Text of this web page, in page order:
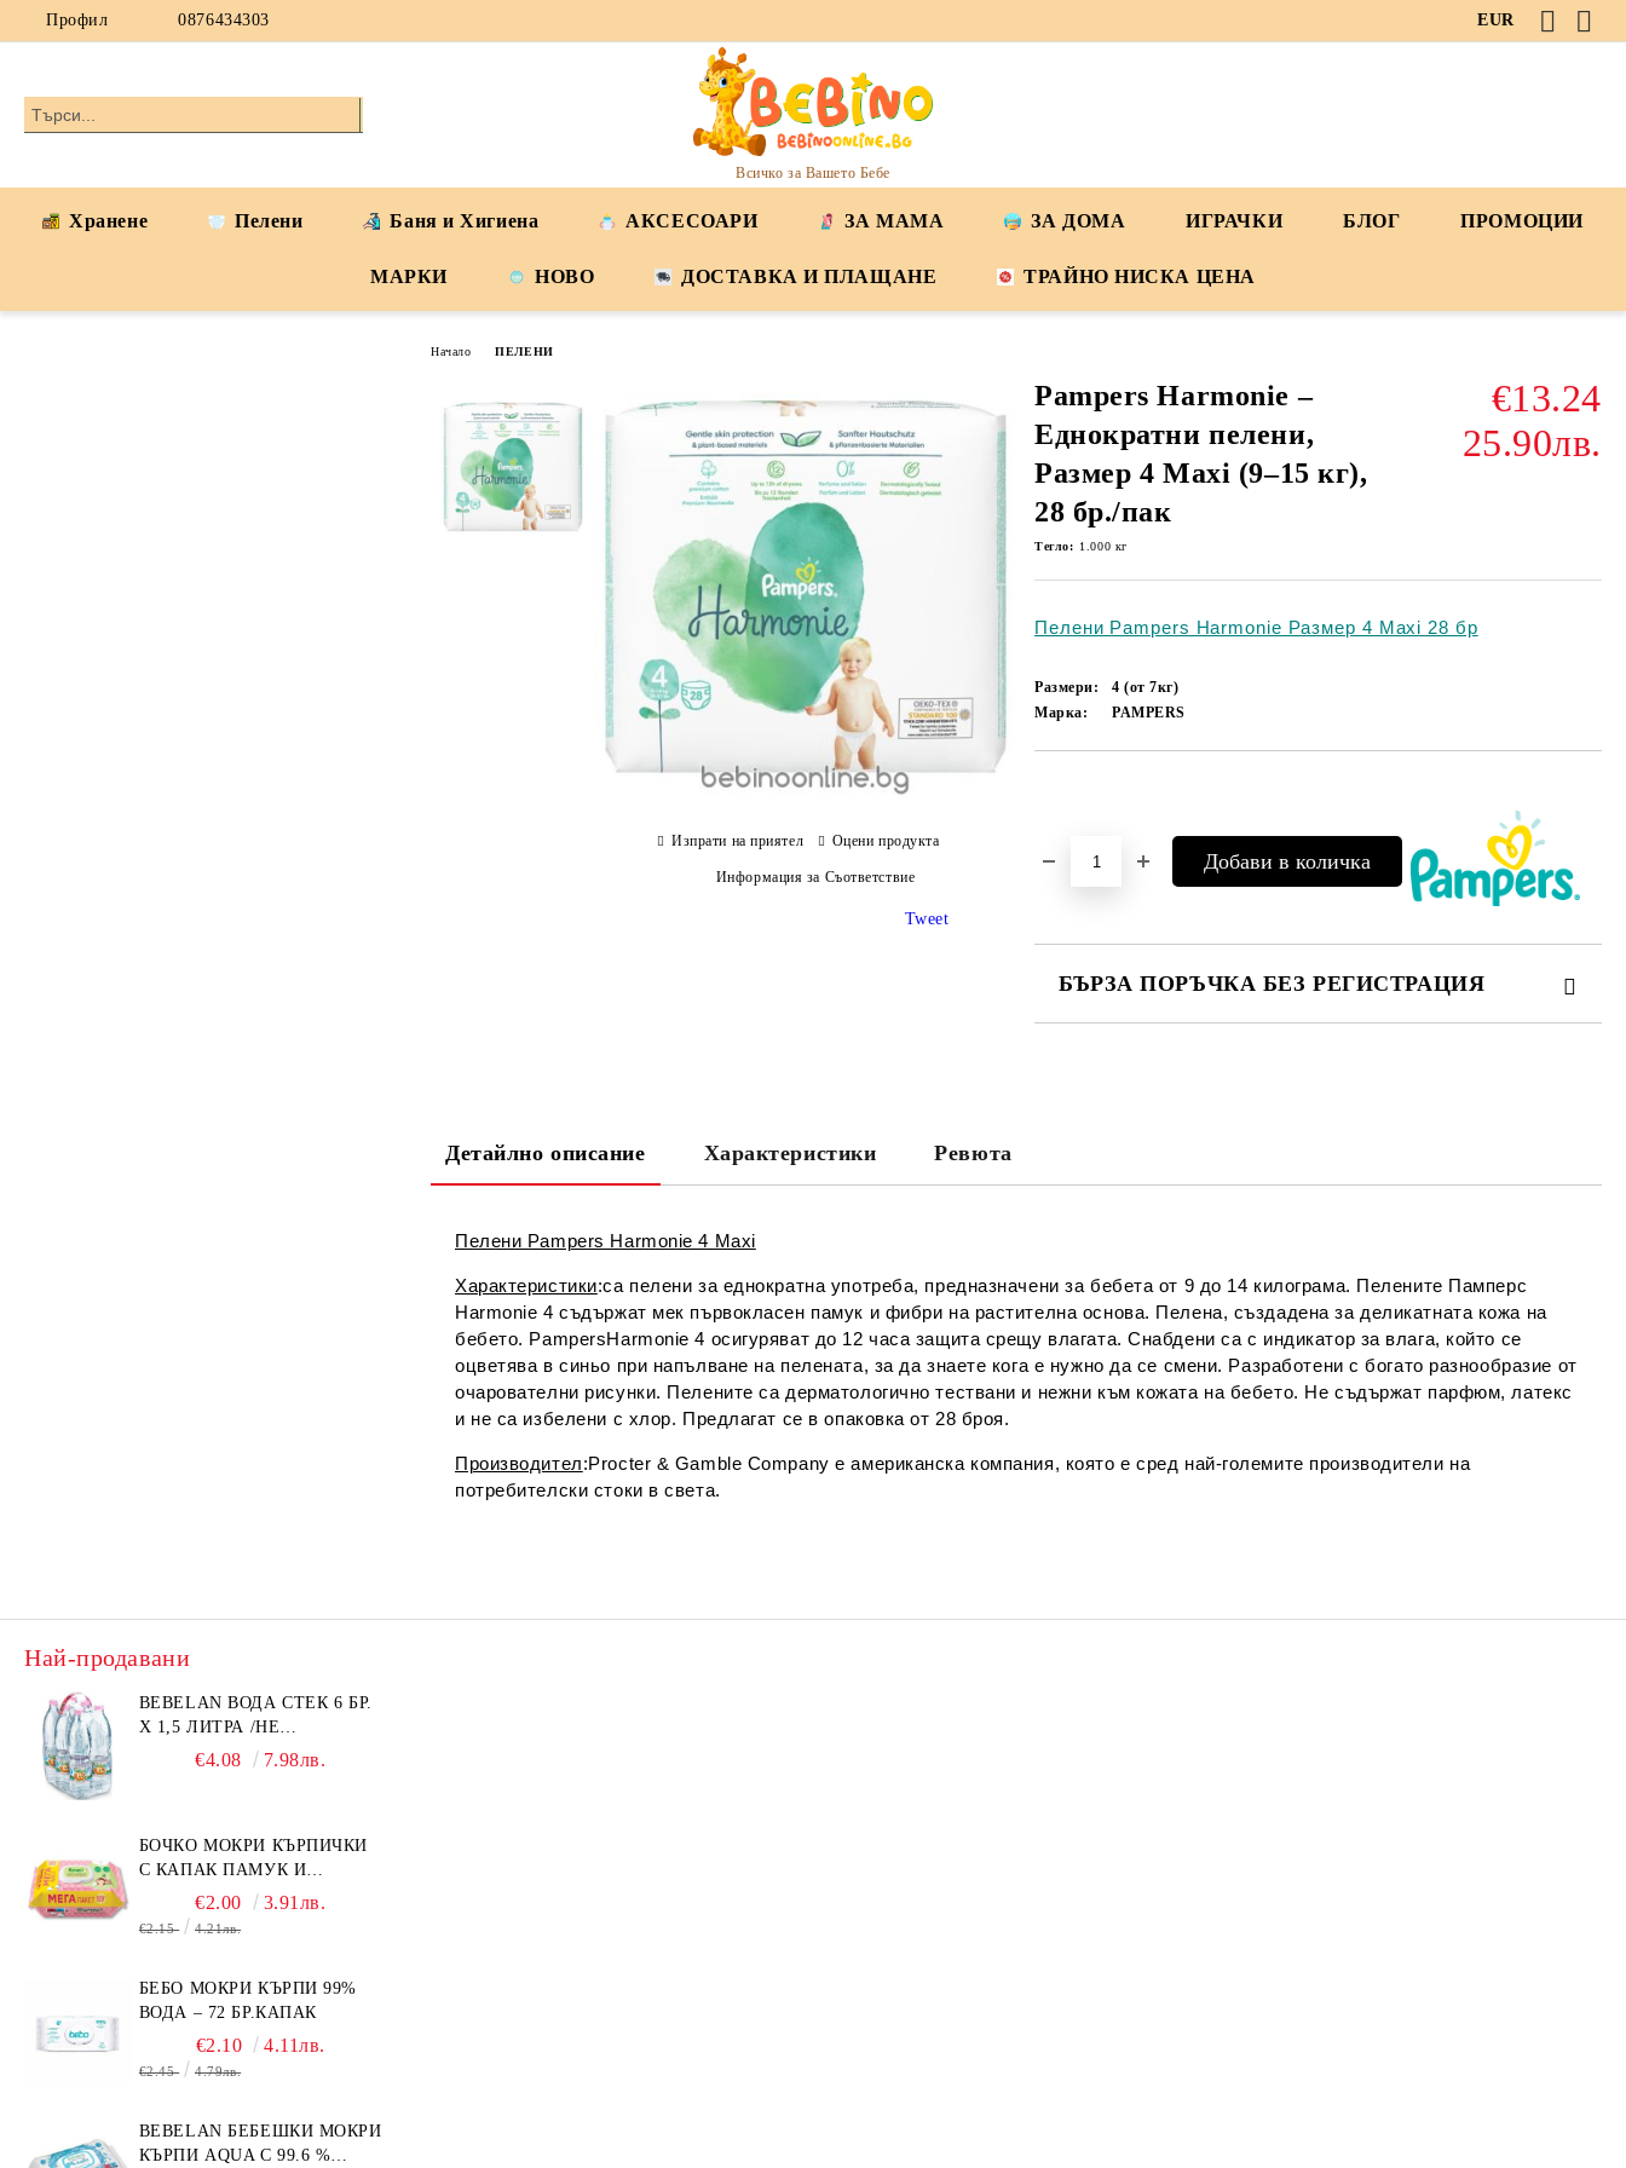
Профил 0876434303 EUR
Всичко за Вашето Бебе
Хранене Пелени Баня и Хигиена АКСЕСОАРИ ЗА МАМА ЗА ДОМА ИГРАЧКИ БЛОГ ПРОМОЦИИ
МАРКИ НОВО ДОСТАВКА И ПЛАЩАНЕ ТРАЙНО НИСКА ЦЕНА
Начало ПЕЛЕНИ
Pampers Harmonie –
Еднократни пелени,
Размер 4 Maxi (9–15 кг),
28 бр./пак
€13.24
25.90лв.
Тегло: 1.000 кг
Пелени Pampers Harmonie Размер 4 Maxi 28 бр
Размери:
4 (от 7кг)
Марка:
PAMPERS
БЪРЗА ПОРЪЧКА БЕЗ РЕГИСТРАЦИЯ
данни
Изпрати на приятел Оцени продукта
Информация за Съответствие
Tweet
Детайлно описание Характеристики Ревюта
Пелени Pampers Harmonie 4 Maxi
Характеристики:са пелени за еднократна употреба, предназначени за бебета от 9 до 14 килограма. Пелените Памперс
Harmonie 4 съдържат мек първокласен памук и фибри на растителна основа. Пелена, създадена за деликатната кожа на
бебето. PampersHarmonie 4 осигуряват до 12 часа защита срещу влагата. Снабдени са с индикатор за влага, който се
оцветява в синьо при напълване на пелената, за да знаете кога е нужно да се смени. Разработени с богато разнообразие от
очарователни рисунки. Пелените са дерматологично тествани и нежни към кожата на бебето. Не съдържат парфюм, латекс
и не са избелени с хлор. Предлагат се в опаковка от 28 броя.
Производител:Procter & Gamble Company е американска компания, която е сред най-големите производители на
потребителски стоки в света.
Най-продавани
BEBELAN ВОДА СТЕК 6 БР.
Х 1,5 ЛИТРА /НЕ
ИЗПРАЩАМЕ С КУРИЕР/
€4.08 7.98лв.
БОЧКО МОКРИ КЪРПИЧКИ
С КАПАК ПАМУК И
СМРАДЛИКА 120БР.
€2.00 3.91лв.
€2.15 4.21лв.
БЕБО МОКРИ КЪРПИ 99%
ВОДА – 72 БР.КАПАК
€2.10 4.11лв.
€2.45 4.79лв.
BEBELAN БЕБЕШКИ МОКРИ
КЪРПИ AQUA С 99.6 %